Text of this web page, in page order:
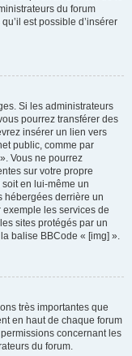
du forum
est possible d’insérer
Si les administrateurs
pourrez transférer des
insérer un lien vers
public, comme par
Vous ne pourrez
sur votre propre
en lui-même un
hébergées derrière un
les services de
sites protégés par un
balise BBCode « [img] ».
très importantes que
en haut de chaque forum
concernant les
du forum.